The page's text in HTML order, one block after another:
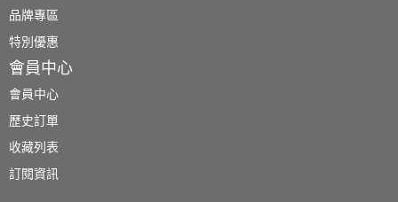
品牌專區
特別優惠
會員中心
會員中心
歷史訂單
收藏列表
訂閱資訊